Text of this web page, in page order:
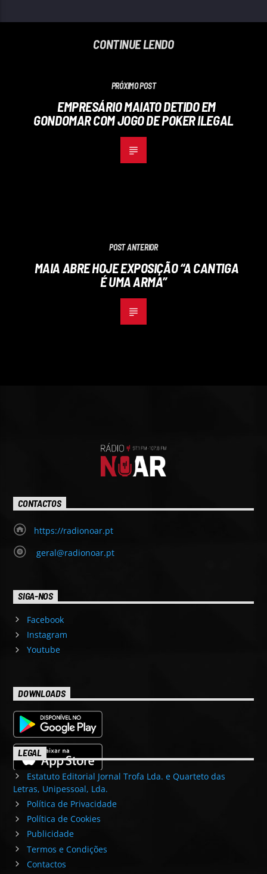
CONTINUE LENDO
PRÓXIMO POST
EMPRESÁRIO MAIATO DETIDO EM
GONDOMAR COM JOGO DE POKER ILEGAL
POST ANTERIOR
MAIA ABRE HOJE EXPOSIÇÃO “A CANTIGA
É UMA ARMA”
CONTACTOS
https://radionoar.pt
geral@radionoar.pt
SIGA-NOS
Facebook
Instagram
Youtube
DOWNLOADS
LEGAL
Estatuto Editorial Jornal Trofa Lda. e Quarteto das
Letras, Unipessoal, Lda.
Política de Privacidade
Política de Cookies
Publicidade
Termos e Condições
Contactos